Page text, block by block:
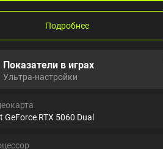
Подробнее
Показатели в играх
Ультра-настройки
GeForce RTX 5060 Dual